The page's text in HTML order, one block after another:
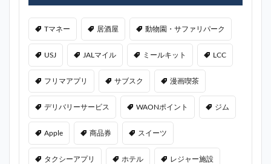
Tマネー 居酒屋 動物園・サファリパーク
USJ JALマイル ミールキット LCC
フリマアプリ サブスク 漫画喫茶
デリバリーサービス WAONポイント ジム
Apple 商品券 スイーツ
タクシーアプリ ホテル レジャー施設